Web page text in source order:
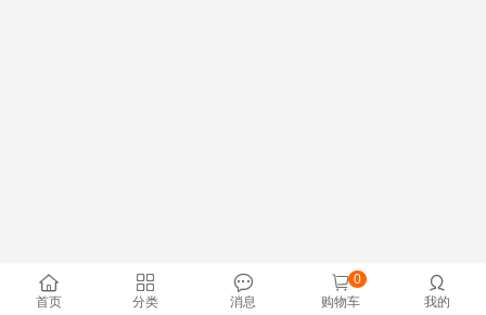

首页

分类

消息

购物车
0 
我的